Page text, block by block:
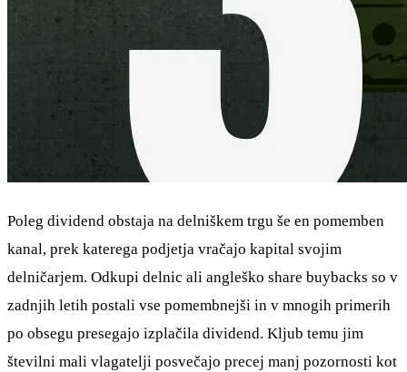
Poleg dividend obstaja na delniškem trgu še en pomemben
kanal, prek katerega podjetja vračajo kapital svojim
delničarjem. Odkupi delnic ali angleško share buybacks so v
zadnjih letih postali vse pomembnejši in v mnogih primerih
po obsegu presegajo izplačila dividend. Kljub temu jim
številni mali vlagatelji posvečajo precej manj pozornosti kot